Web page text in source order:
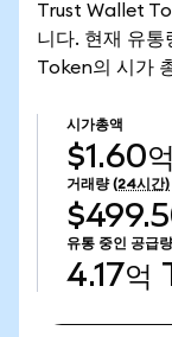
Trust Wallet
니다. 현재 유
Token의 시가
시가총액
$1.60억
거래량 (24시간)
유통 중인 공급량
4.17억